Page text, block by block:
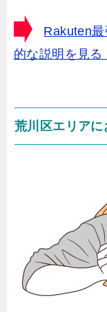
Rakuten
的な説明を見る
荒川区エリアに